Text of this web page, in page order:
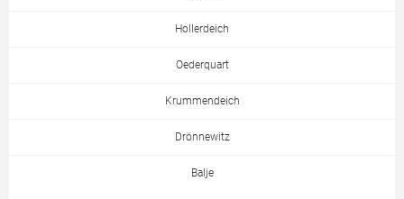
Hollerdeich
Oederquart
Krummendeich
Drönnewitz
Balje